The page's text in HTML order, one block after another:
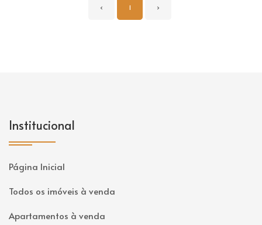
‹ 1 ›
Institucional
Página Inicial
Todos os imóveis à venda
Apartamentos à venda